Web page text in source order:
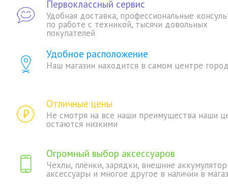
Первоклассный сервис
Удобная доставка, профессиональные
по работе с техникой, тысячи довольных
покупателей
Удобное расположение
Наш магазин находится в самом центре
Отличные цены
Не смотря на все наши преимущества наши
остаются низкими
Огромный выбор аксессуаров
Чехлы, плёнки, зарядки, внешние
аксессуары и многое другое в наличии в